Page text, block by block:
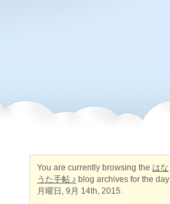
You are currently browsing the はな
うた手帖 ♪ blog archives for the day
月曜日, 9月 14th, 2015.